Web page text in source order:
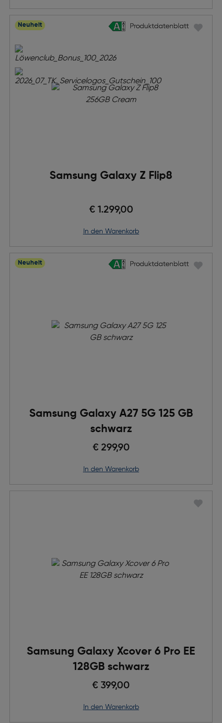
Produktdatenblatt
Samsung Galaxy Z Flip8
€ 1.299,00
Produktdatenblatt
in den Warenkorb
Neuheit
Produktdatenblatt
Samsung Galaxy A27 5G 125 GB
schwarz
€ 299,90
Produktdatenblatt
in den Warenkorb
Neuheit
Samsung Galaxy Xcover 6 Pro EE
128GB schwarz
€ 399,00
in den Warenkorb